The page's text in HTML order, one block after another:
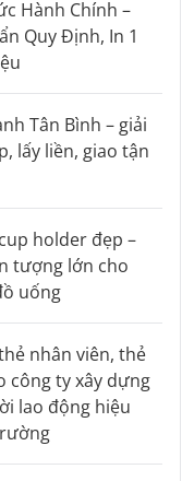
Hành Chính –
Quy Định, In 1
Tân Bình – giải
lấy liền, giao tận
holder đẹp –
tượng lớn cho
uống
nhân viên, thẻ
công ty xây dựng
lao động hiệu